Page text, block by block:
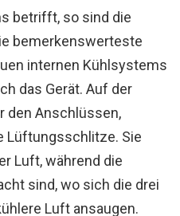
betrifft, so sind die
bemerkenswerteste
internen Kühlsystems
das Gerät. Auf der
den Anschlüssen,
Lüftungsschlitze. Sie
Luft, während die
sind, wo sich die drei
Luft ansaugen.